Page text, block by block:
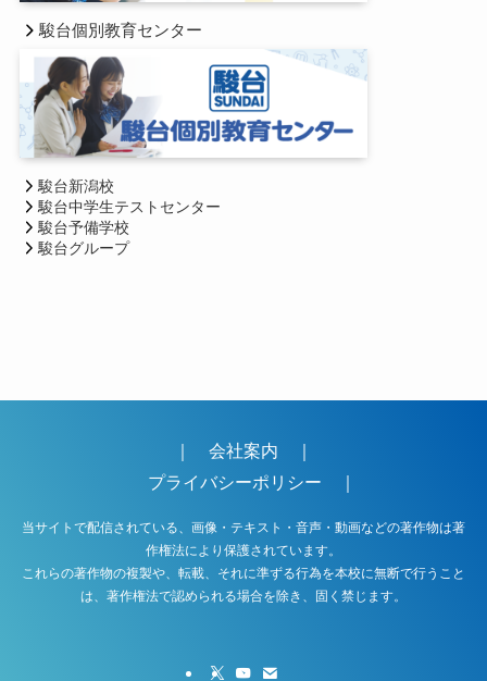
駿台個別教育センター
駿台新潟校
駿台中学生テストセンター
駿台予備学校
駿台グループ
会社案内
プライバシーポリシー
当サイトで配信されている、画像・テキスト・音声・動画などの著作物は著
作権法により保護されています。
これらの著作物の複製や、転載、それに準ずる行為を本校に無断で行うこと
は、著作権法で認められる場合を除き、固く禁じます。